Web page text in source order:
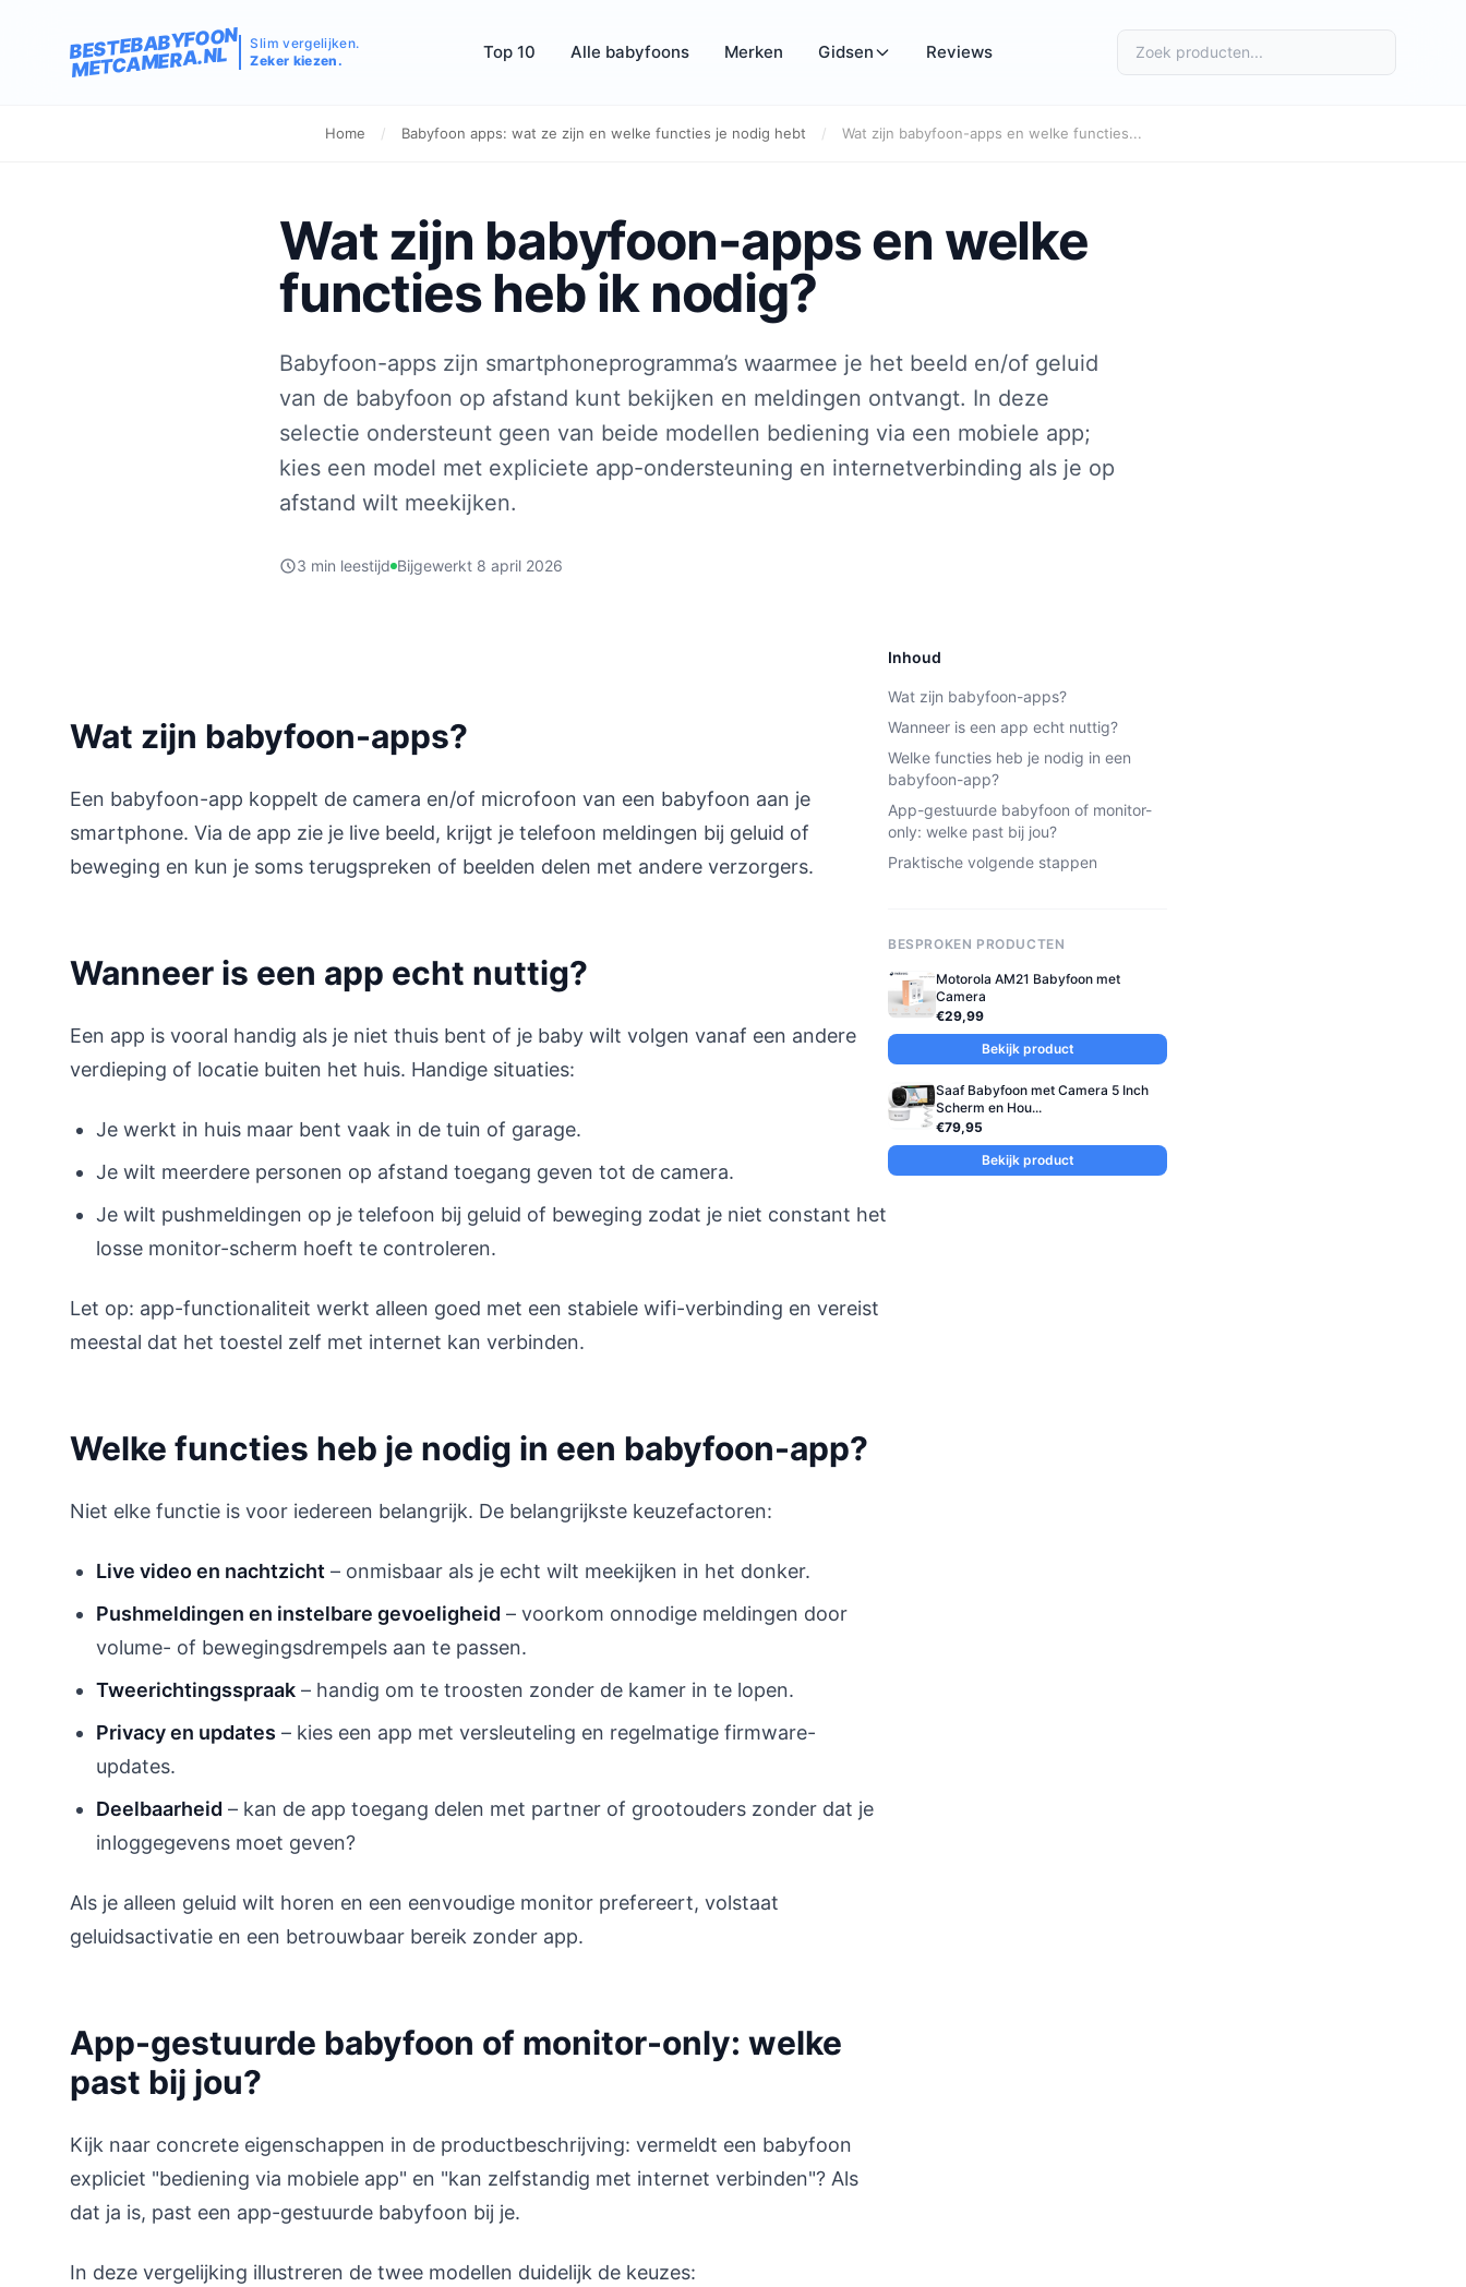
BESTEBABYFOON
METCAMERA.NL
Slim vergelijken.
Zeker kiezen.
Top 10 Alle babyfoons Merken Gidsen Reviews
Home / Babyfoon apps: wat ze zijn en welke functies je nodig hebt / Wat zijn babyfoon-apps en welke functies...
Wat zijn babyfoon-apps en welke
functies heb ik nodig?
Babyfoon-apps zijn smartphoneprogramma’s waarmee je het beeld en/of geluid
van de babyfoon op afstand kunt bekijken en meldingen ontvangt. In deze
selectie ondersteunt geen van beide modellen bediening via een mobiele app;
kies een model met expliciete app-ondersteuning en internetverbinding als je op
afstand wilt meekijken.
3 min leestijd Bijgewerkt 8 april 2026
Wat zijn babyfoon-apps?
Een babyfoon-app koppelt de camera en/of microfoon van een babyfoon aan je
smartphone. Via de app zie je live beeld, krijgt je telefoon meldingen bij geluid of
beweging en kun je soms terugspreken of beelden delen met andere verzorgers.
Wanneer is een app echt nuttig?
Een app is vooral handig als je niet thuis bent of je baby wilt volgen vanaf een andere
verdieping of locatie buiten het huis. Handige situaties:
Je werkt in huis maar bent vaak in de tuin of garage.
Je wilt meerdere personen op afstand toegang geven tot de camera.
Je wilt pushmeldingen op je telefoon bij geluid of beweging zodat je niet constant het
losse monitor-scherm hoeft te controleren.
Let op: app-functionaliteit werkt alleen goed met een stabiele wifi-verbinding en vereist
meestal dat het toestel zelf met internet kan verbinden.
Welke functies heb je nodig in een babyfoon-app?
Niet elke functie is voor iedereen belangrijk. De belangrijkste keuzefactoren:
Live video en nachtzicht – onmisbaar als je echt wilt meekijken in het donker.
Pushmeldingen en instelbare gevoeligheid – voorkom onnodige meldingen door
volume- of bewegingsdrempels aan te passen.
Tweerichtingsspraak – handig om te troosten zonder de kamer in te lopen.
Privacy en updates – kies een app met versleuteling en regelmatige firmware-
updates.
Deelbaarheid – kan de app toegang delen met partner of grootouders zonder dat je
inloggegevens moet geven?
Als je alleen geluid wilt horen en een eenvoudige monitor prefereert, volstaat
geluidsactivatie en een betrouwbaar bereik zonder app.
App-gestuurde babyfoon of monitor-only: welke
past bij jou?
Kijk naar concrete eigenschappen in de productbeschrijving: vermeldt een babyfoon
expliciet "bediening via mobiele app" en "kan zelfstandig met internet verbinden"? Als
dat ja is, past een app-gestuurde babyfoon bij je.
In deze vergelijking illustreren de twee modellen duidelijk de keuzes:
Inhoud
Wat zijn babyfoon-apps?
Wanneer is een app echt nuttig?
Welke functies heb je nodig in een
babyfoon-app?
App-gestuurde babyfoon of monitor-
only: welke past bij jou?
Praktische volgende stappen
BESPROKEN PRODUCTEN
Motorola AM21 Babyfoon met
Camera
€29,99
Bekijk product
Saaf Babyfoon met Camera 5 Inch
Scherm en Hou...
€79,95
Bekijk product